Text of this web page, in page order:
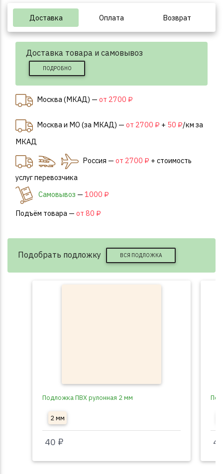
Доставка Оплата Возврат
Доставка товара и самовывоз
ПОДРОБНО
Москва (МКАД) — от 2700 ₽
Москва и МО (за МКАД) — от 2700 ₽ + 50 ₽/км за
МКАД
Россия — от 2700 ₽ + стоимость
услуг перевозчика
Самовывоз — 1000 ₽
Подъём товара — от 80 ₽
Подобрать подложку ВСЯ ПОДЛОЖКА
Подложка ПВХ рулонная 2 мм
2 мм
40 ₽